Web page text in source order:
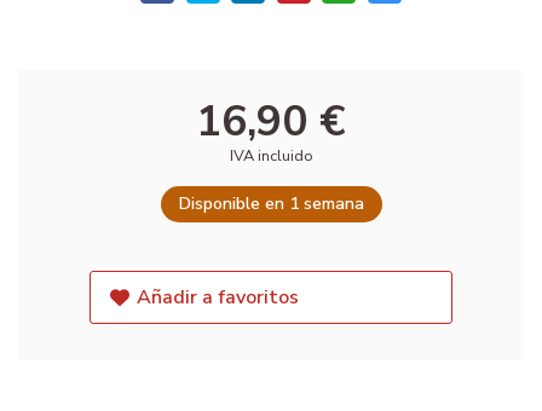
16,90 €
IVA incluido
Disponible en 1 semana
Añadir a favoritos